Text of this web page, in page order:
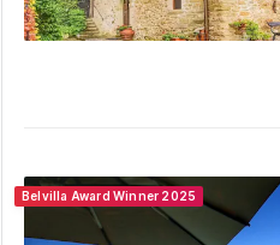
Belvilla Award Winner 2025